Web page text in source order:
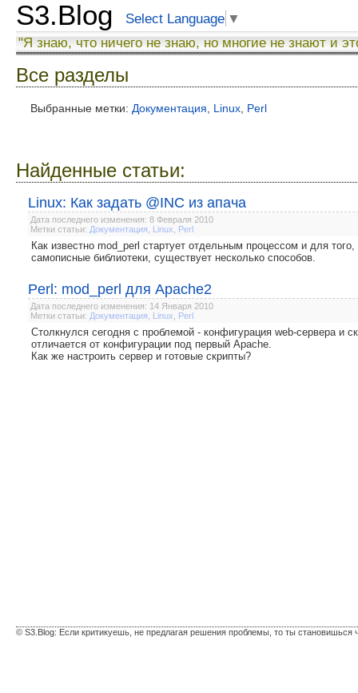
S3.Blog Select Language ▼
"Я знаю, что ничего не знаю, но многие не знают и
Все разделы
Выбранные метки: Документация Linux Perl
Найденные статьи:
Linux: Как задать @INC из апача
Дата последнего изменения: 8 Февраля 2010
Метки статьи: Документация Linux Perl
Как известно mod_perl стартует отдельным процессом и для
самописные библиотеки, существует несколько способов.
Perl: mod_perl для Apache2
Дата последнего изменения: 14 Января 2010
Метки статьи: Документация Linux Perl
Столкнулся сегодня с проблемой - конфигурация web-сервера и
отличается от конфигурации под первый Apache.
Как же настроить сервер и готовые скрипты?
© S3.Blog: Если критикуешь, не предлагая решения проблемы, то ты становишься